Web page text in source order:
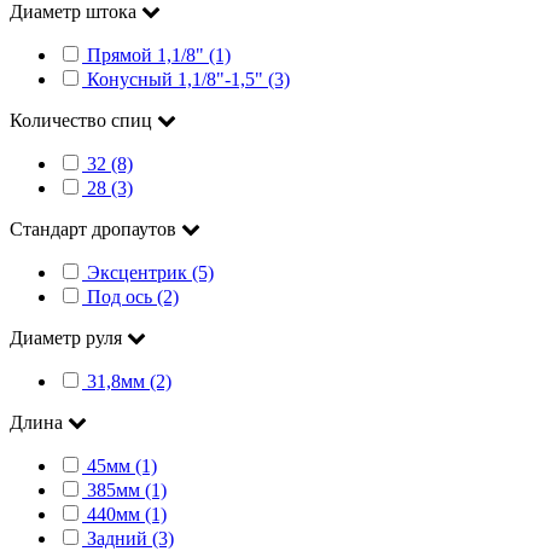
Диаметр штока
Прямой 1,1/8" (1)
Конусный 1,1/8"-1,5" (3)
Количество спиц
32 (8)
28 (3)
Стандарт дропаутов
Эксцентрик (5)
Под ось (2)
Диаметр руля
31,8мм (2)
Длина
45мм (1)
385мм (1)
440мм (1)
Задний (3)